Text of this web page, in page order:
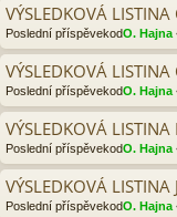
VÝSLEDKOVÁ
Poslední příspěvekodO. Hajna
VÝSLEDKOVÁ
Poslední příspěvekodO. Hajna
VÝSLEDKOVÁ
Poslední příspěvekodO. Hajna
VÝSLEDKOVÁ
Poslední příspěvekodO. Hajna